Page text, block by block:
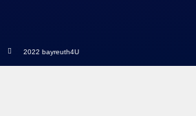
2022 bayreuth4U